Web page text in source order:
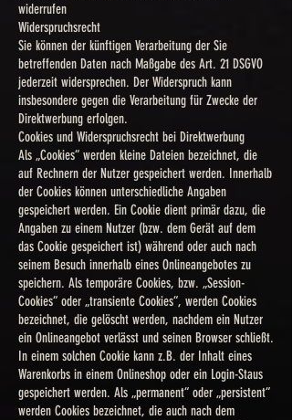
widerrufen
Widerspruchsrecht
Sie können der künftigen Verarbeitung der Sie
betreffenden Daten nach Maßgabe des Art. 21 DSGVO
jederzeit widersprechen. Der Widerspruch kann
insbesondere gegen die Verarbeitung für Zwecke der
Direktwerbung erfolgen.
Cookies und Widerspruchsrecht bei Direktwerbung
Als „Cookies“ werden kleine Dateien bezeichnet, die
auf Rechnern der Nutzer gespeichert werden. Innerhalb
der Cookies können unterschiedliche Angaben
gespeichert werden. Ein Cookie dient primär dazu, die
Angaben zu einem Nutzer (bzw. dem Gerät auf dem
das Cookie gespeichert ist) während oder auch nach
seinem Besuch innerhalb eines Onlineangebotes zu
speichern. Als temporäre Cookies, bzw. „Session-
Cookies“ oder „transiente Cookies“, werden Cookies
bezeichnet, die gelöscht werden, nachdem ein Nutzer
ein Onlineangebot verlässt und seinen Browser schließt.
In einem solchen Cookie kann z.B. der Inhalt eines
Warenkorbs in einem Onlineshop oder ein Login-Staus
gespeichert werden. Als „permanent“ oder „persistent“
werden Cookies bezeichnet, die auch nach dem